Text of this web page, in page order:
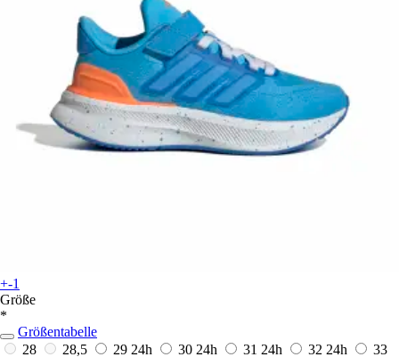
+-1
Größe
*
Größentabelle
28
28,5 29 24h 30 24h 31 24h 32 24h 33